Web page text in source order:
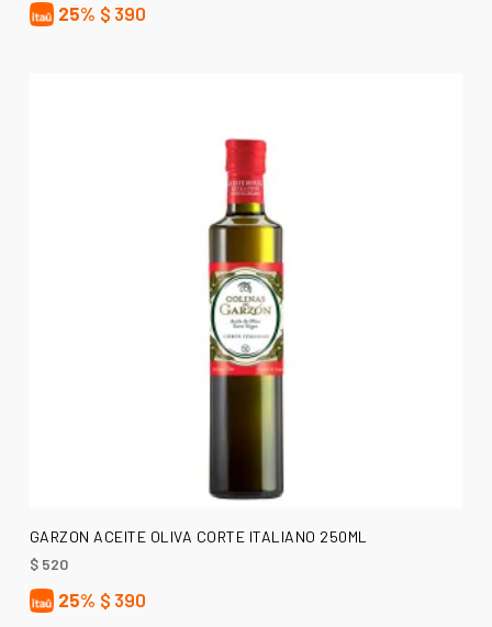
25% $ 390
AÑADIR AL CARRITO
GARZON ACEITE OLIVA CORTE ITALIANO 250ML
$520
25% $ 390